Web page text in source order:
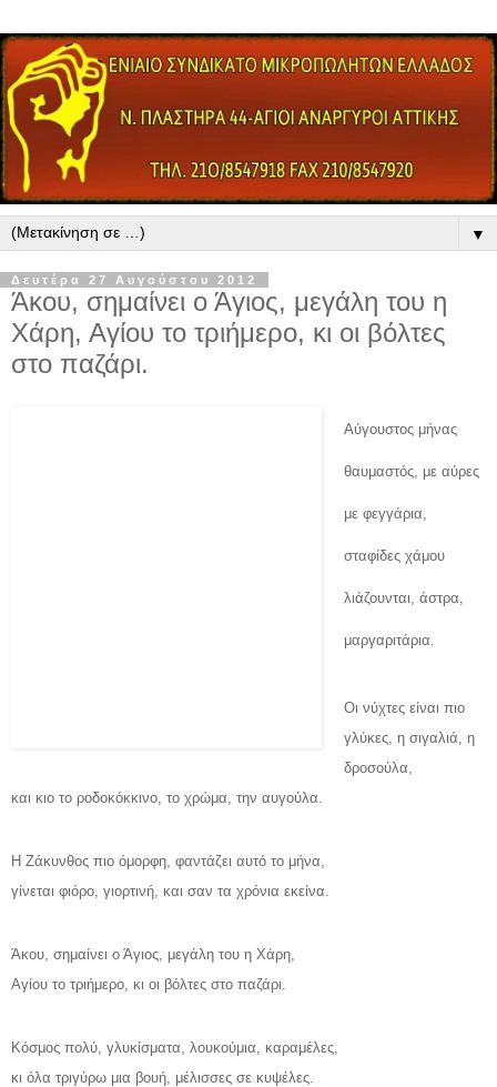
▼
Δευτέρα 27 Αυγούστου 2012
Άκου, σημαίνει ο Άγιος, μεγάλη του η
Χάρη, Αγίου το τριήμερο, κι οι βόλτες
στο παζάρι.
Αύγουστος μήνας
θαυμαστός, με αύρες
με φεγγάρια,
σταφίδες χάμου
λιάζουνται, άστρα,
μαργαριτάρια.
Οι νύχτες είναι πιο
γλύκες, η σιγαλιά, η
δροσούλα,
και κιο το ροδοκόκκινο, το χρώμα, την αυγούλα.
Η Ζάκυνθος πιο όμορφη, φαντάζει αυτό το μήνα,
γίνεται φιόρο, γιορτινή, και σαν τα χρόνια εκείνα.
Άκου, σημαίνει ο Άγιος, μεγάλη του η Χάρη,
Αγίου το τριήμερο, κι οι βόλτες στο παζάρι.
Κόσμος πολύ, γλυκίσματα, λουκούμια, καραμέλες,
κι όλα τριγύρω μια βουή, μέλισσες σε κυψέλες.